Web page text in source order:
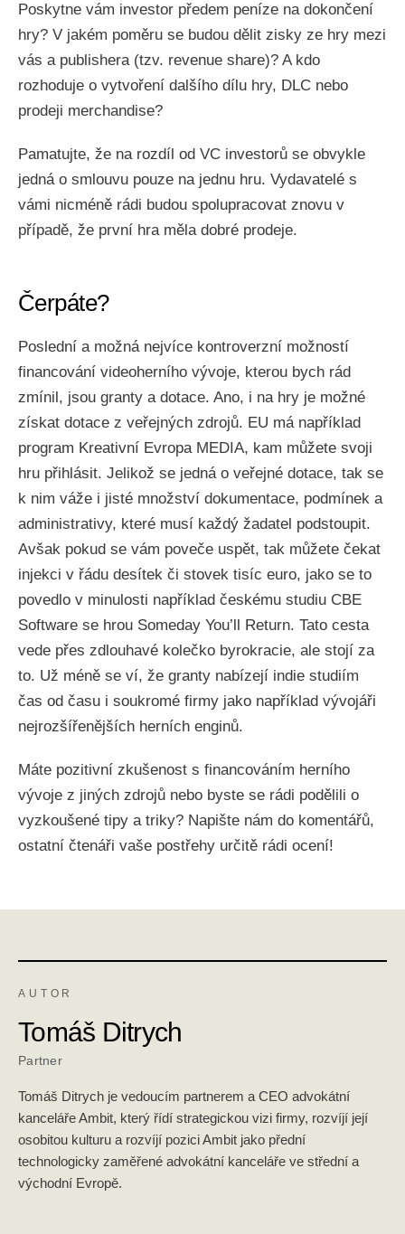
Poskytne vám investor předem peníze na dokončení
hry? V jakém poměru se budou dělit zisky ze hry mezi
vás a publishera (tzv. revenue share)? A kdo
rozhoduje o vytvoření dalšího dílu hry, DLC nebo
prodeji merchandise?
Pamatujte, že na rozdíl od VC investorů se obvykle
jedná o smlouvu pouze na jednu hru. Vydavatelé s
vámi nicméně rádi budou spolupracovat znovu v
případě, že první hra měla dobré prodeje.
Čerpáte?
Poslední a možná nejvíce kontroverzní možností
financování videoherního vývoje, kterou bych rád
zmínil, jsou granty a dotace. Ano, i na hry je možné
získat dotace z veřejných zdrojů. EU má například
program Kreativní Evropa MEDIA, kam můžete svoji
hru přihlásit. Jelikož se jedná o veřejné dotace, tak se
k nim váže i jisté množství dokumentace, podmínek a
administrativy, které musí každý žadatel podstoupit.
Avšak pokud se vám poveče uspět, tak můžete čekat
injekci v řádu desítek či stovek tisíc euro, jako se to
povedlo v minulosti například českému studiu CBE
Software se hrou Someday You’ll Return. Tato cesta
vede přes zdlouhavé kolečko byrokracie, ale stojí za
to. Už méně se ví, že granty nabízejí indie studiím
čas od času i soukromé firmy jako například vývojáři
nejrozšířenějších herních enginů.
Máte pozitivní zkušenost s financováním herního
vývoje z jiných zdrojů nebo byste se rádi podělili o
vyzkoušené tipy a triky? Napište nám do komentářů,
ostatní čtenáři vaše postřehy určitě rádi ocení!
AUTOR
Tomáš Ditrych
Partner
Tomáš Ditrych je vedoucím partnerem a CEO advokátní
kanceláře Ambit, který řídí strategickou vizi firmy, rozvíjí její
osobitou kulturu a rozvíjí pozici Ambit jako přední
technologicky zaměřené advokátní kanceláře ve střední a
východní Evropě.